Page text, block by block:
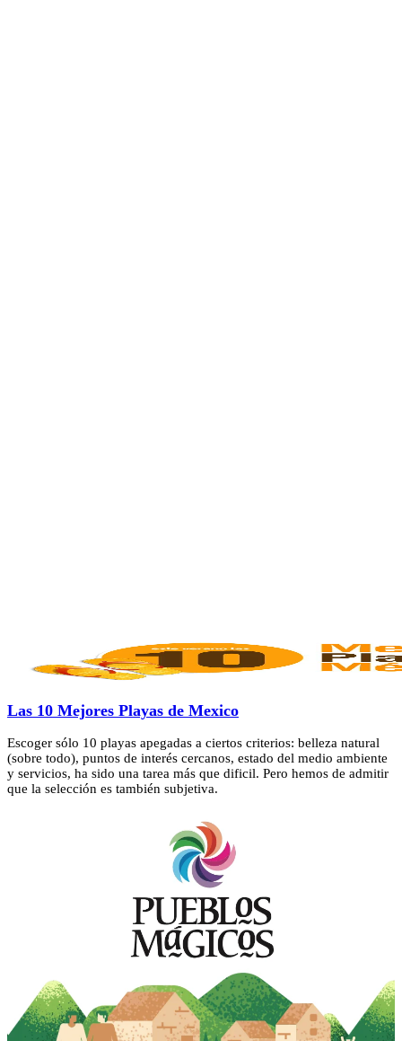
Las 10 Mejores Playas de Mexico
Escoger sólo 10 playas apegadas a ciertos criterios: belleza natural
(sobre todo), puntos de interés cercanos, estado del medio ambiente
y servicios, ha sido una tarea más que dificil. Pero hemos de admitir
que la selección es también subjetiva.